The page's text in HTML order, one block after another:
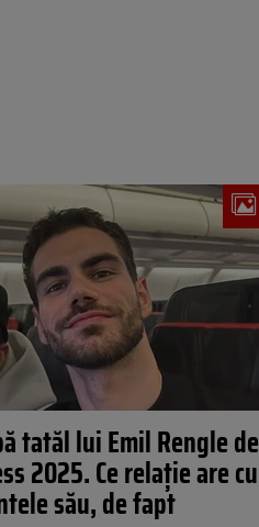
tatăl lui Emil Rengle de
2025. Ce relație are cu
său, de fapt